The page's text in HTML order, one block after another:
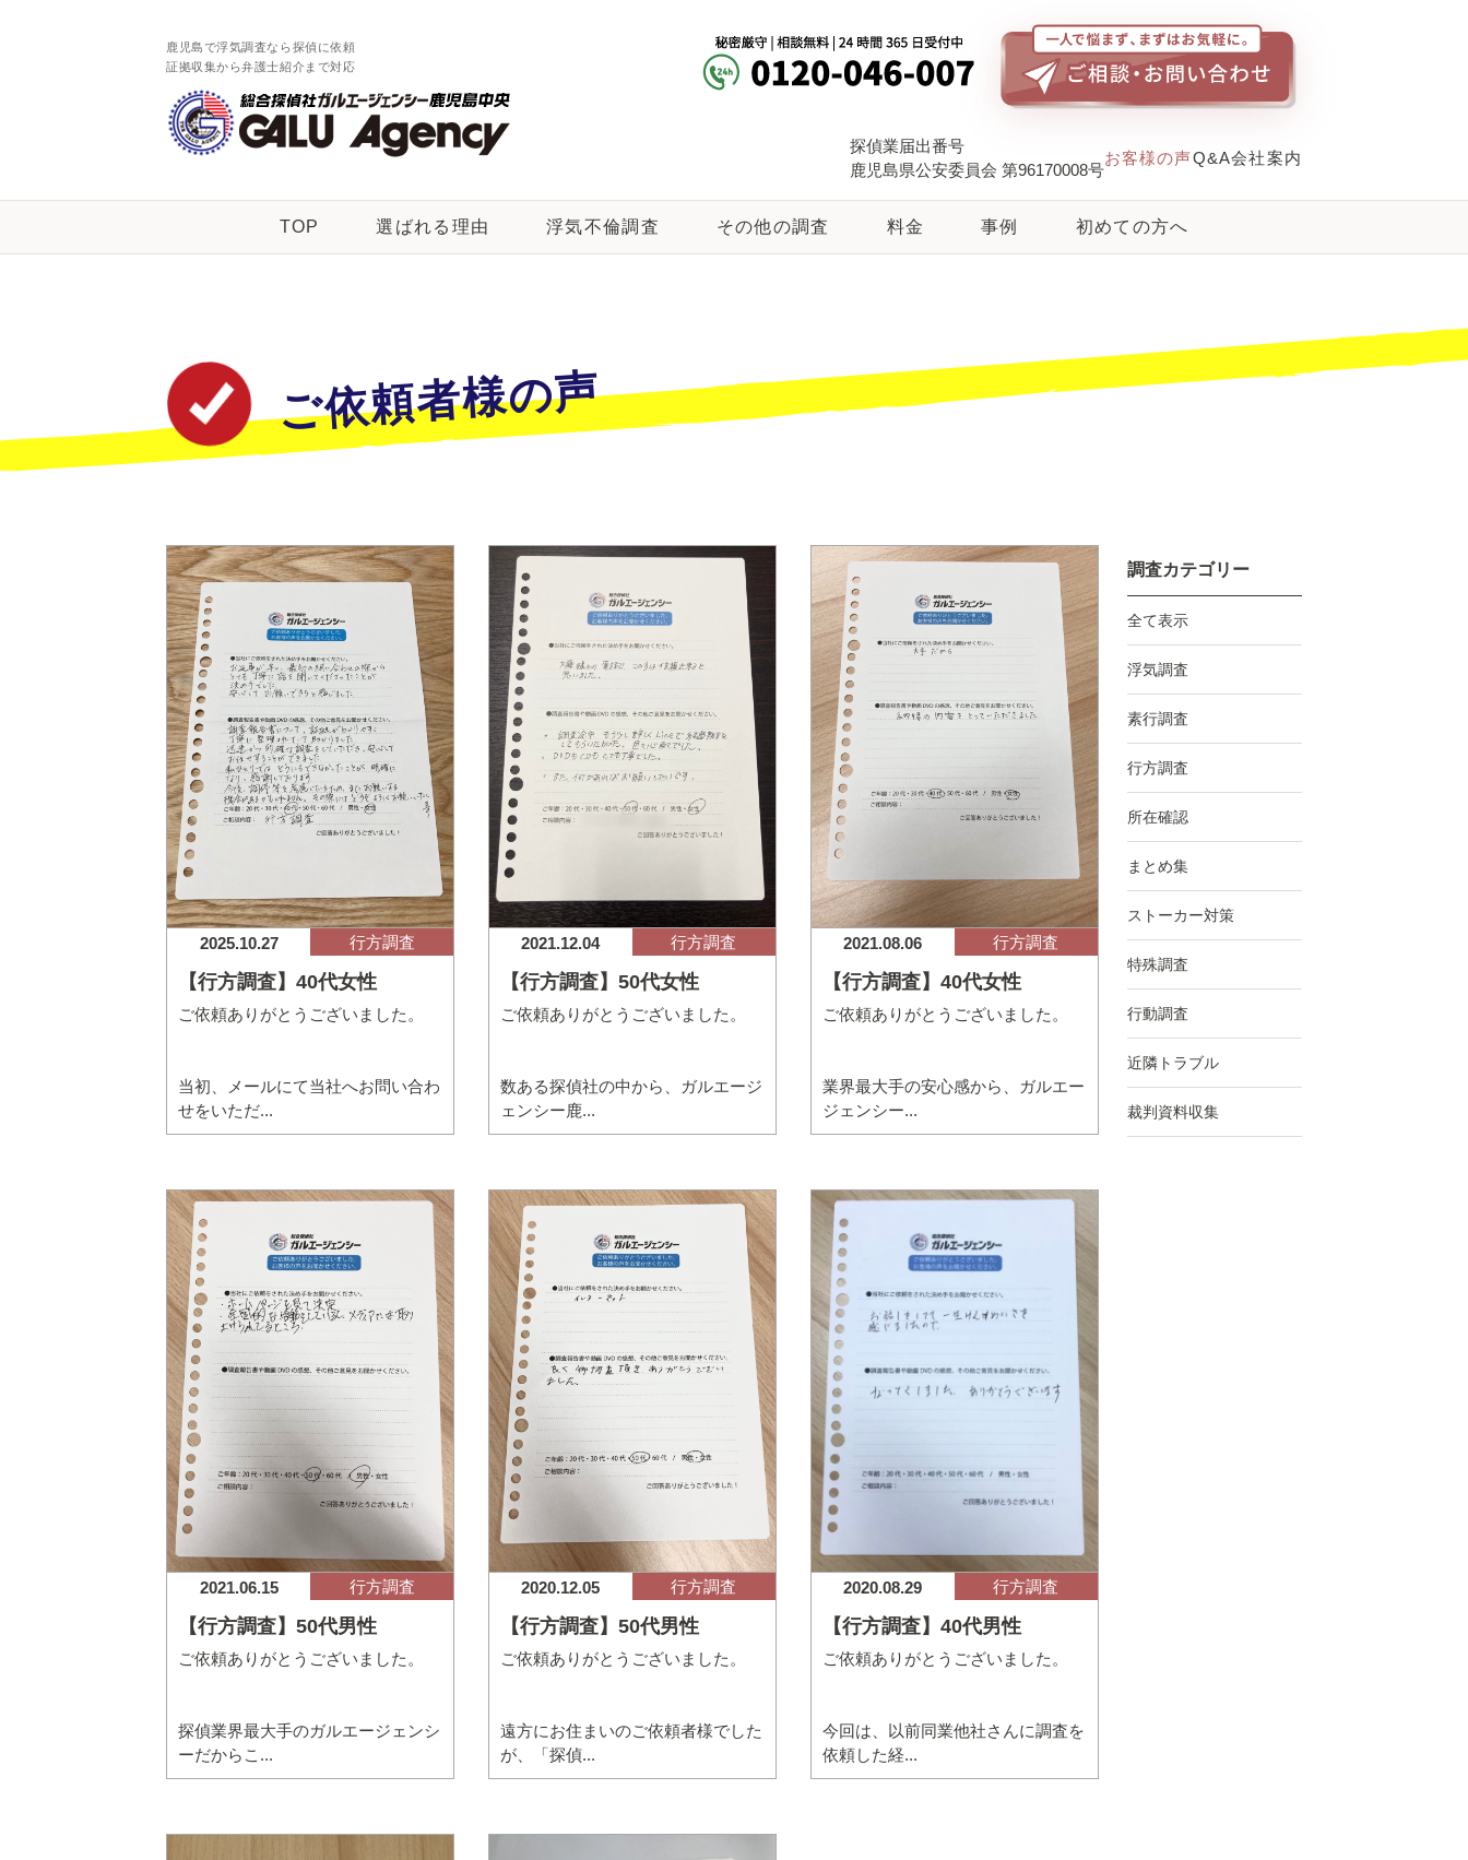
鹿児島で浮気調査なら探偵に依頼
証拠収集から弁護士紹介まで対応
探偵業届出番号
鹿児島県公安委員会 第96170008号
お客様の声Q&A会社案内
TOP 選ばれる理由 浮気不倫調査 その他の調査 料金 事例 初めての方へ
ご依頼者様の声
2025.10.27 行方調査
【行方調査】40代女性
ご依頼ありがとうございました。
当初、メールにて当社へお問い合わ
せをいただ...
2021.12.04 行方調査
【行方調査】50代女性
ご依頼ありがとうございました。
数ある探偵社の中から、ガルエージ
ェンシー鹿...
2021.08.06 行方調査
【行方調査】40代女性
ご依頼ありがとうございました。
業界最大手の安心感から、ガルエー
ジェンシー...
2021.06.15 行方調査
【行方調査】50代男性
ご依頼ありがとうございました。
探偵業界最大手のガルエージェンシ
ーだからこ...
2020.12.05 行方調査
【行方調査】50代男性
ご依頼ありがとうございました。
遠方にお住まいのご依頼者様でした
が、「探偵...
2020.08.29 行方調査
【行方調査】40代男性
ご依頼ありがとうございました。
今回は、以前同業他社さんに調査を
依頼した経...
調査カテゴリー
全て表示
浮気調査
素行調査
行方調査
所在確認
まとめ集
ストーカー対策
特殊調査
行動調査
近隣トラブル
裁判資料収集